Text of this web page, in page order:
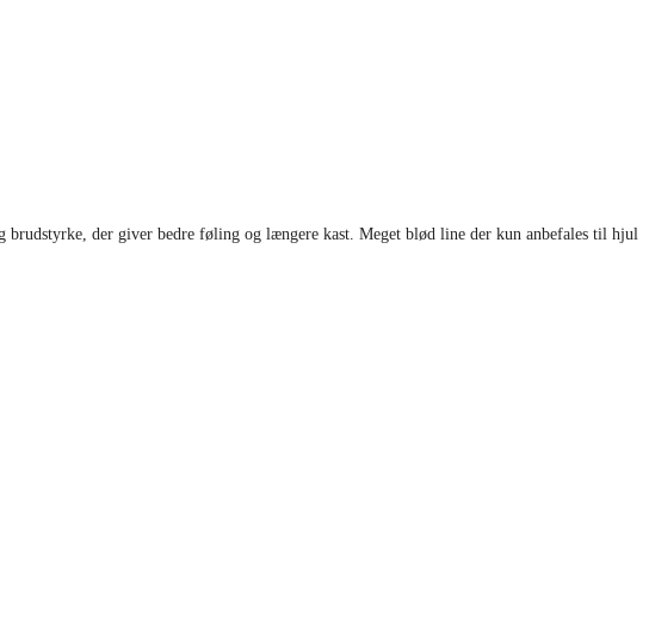
der giver bedre føling og længere kast. Meget blød line der kun anbefales til hjul